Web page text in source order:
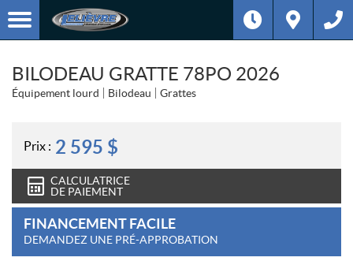
BILODEAU GRATTE 78PO 2026
Équipement lourd Bilodeau Grattes
Prix : 2 595 $
CALCULATRICE
DE PAIEMENT
FINANCEMENT FACILE
DEMANDEZ UNE PRÉ-APPROBATION